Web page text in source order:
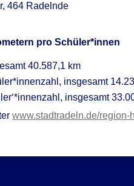
464 Radelnde
pro Schüler*innen
40.587,1 km
insgesamt
insgesamt
www.stadtradeln.de/region-